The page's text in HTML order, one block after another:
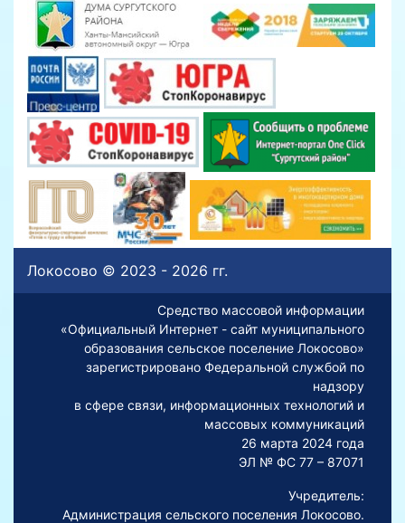
Локосово © 2023 - 2026 гг.
Средство массовой информации
«Официальный Интернет - сайт муниципального
образования сельское поселение Локосово»
зарегистрировано Федеральной службой по
надзору
в сфере связи, информационных технологий и
массовых коммуникаций
26 марта 2024 года
ЭЛ № ФС 77 – 87071
Учредитель:
Администрация сельского поселения Локосово.